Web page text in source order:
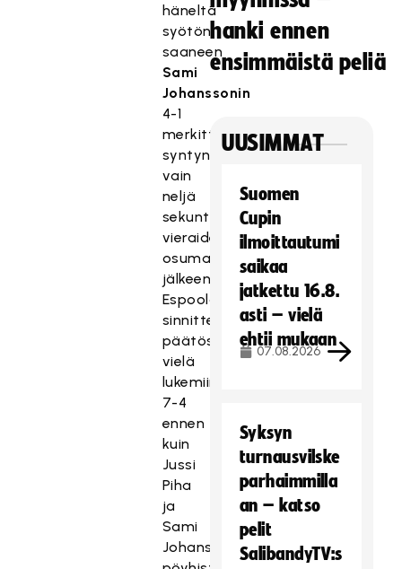
häneltä
syötön
saaneen
Sami
Johanssonin
4-1
merkittiin
syntyneeksi
vain
neljä
sekuntia
vieraiden
osuman
jälkeen.
Espoolaiset
sinnittelivät
päätösjaksolla
vielä
lukemiin
7-4
ennen
kuin
Jussi
Piha
ja
Sami
Johansson
hanki ennen
ensimmäistä peliä
UUSIMMAT
Suomen
Cupin
ilmoittautumi
saikaa
jatkettu 16.8.
asti – vielä
ehtii mukaan
07.08.2026
Syksyn
turnausvilske
parhaimmilla
an – katso
pelit
SalibandyTV:s